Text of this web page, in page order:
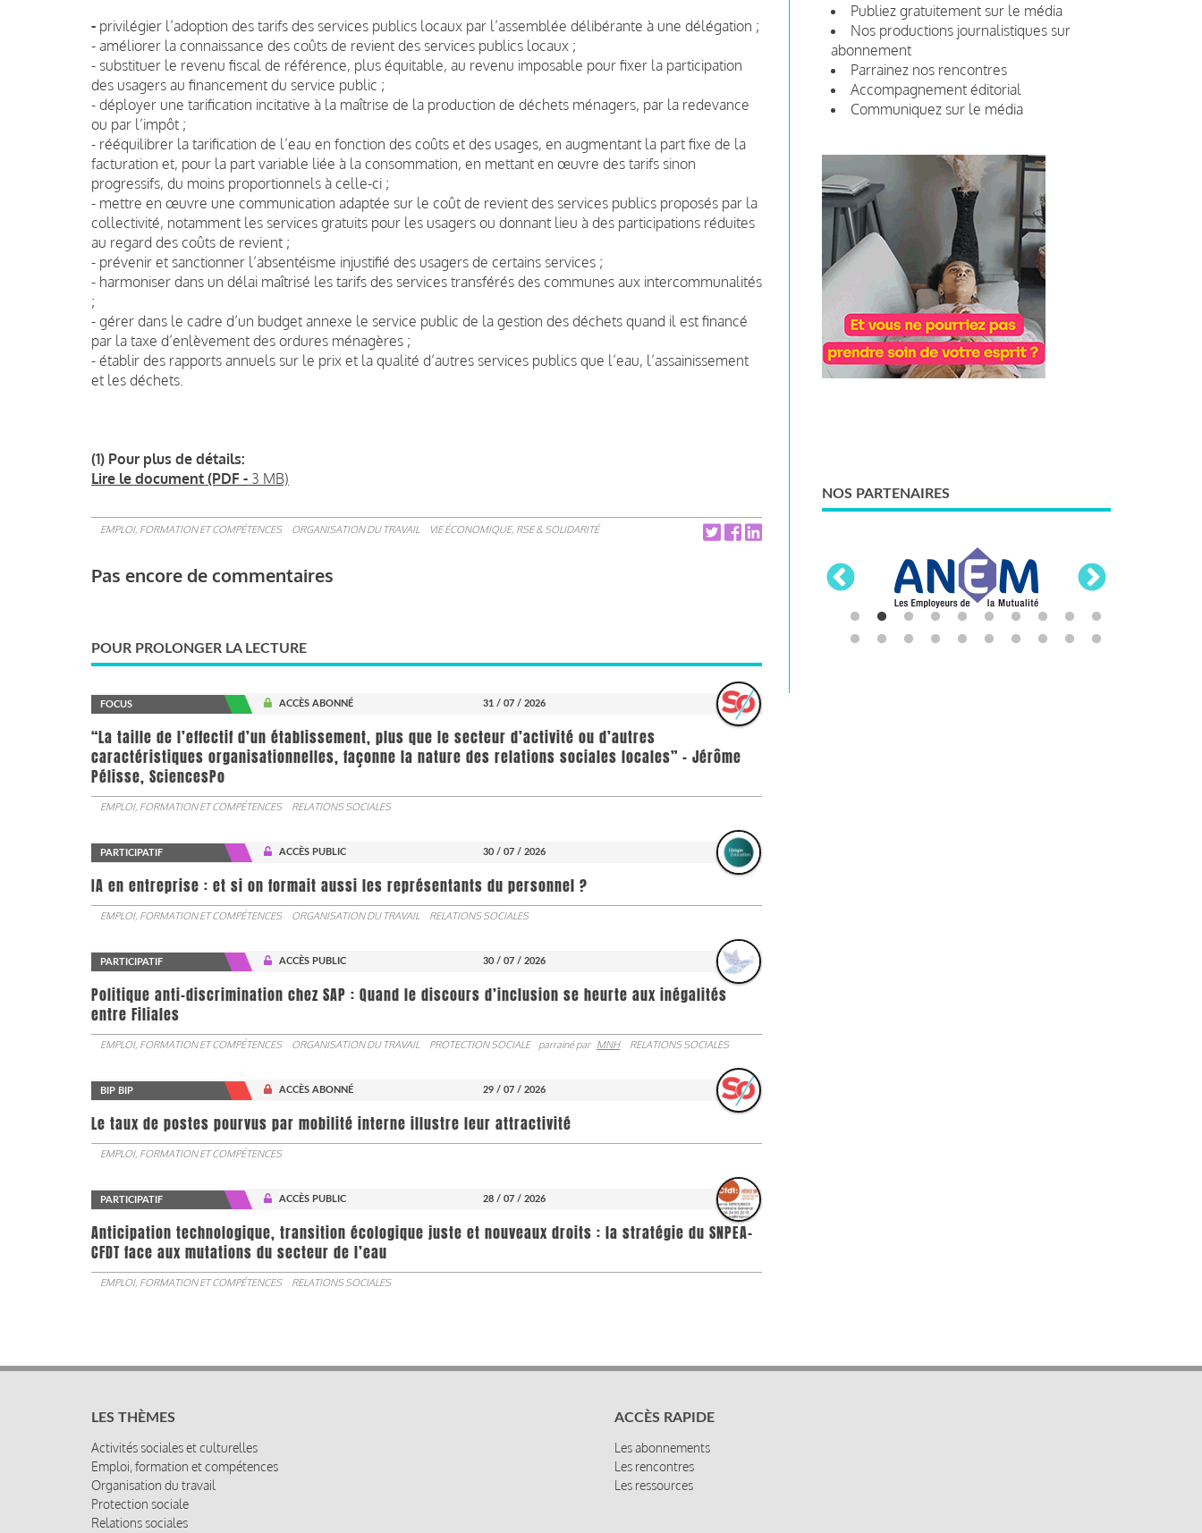
- privilégier l’adoption des tarifs des services publics locaux par l’assemblée délibérante à une délégation ;
- améliorer la connaissance des coûts de revient des services publics locaux ;
- substituer le revenu fiscal de référence, plus équitable, au revenu imposable pour fixer la participation
des usagers au financement du service public ;
- déployer une tarification incitative à la maîtrise de la production de déchets ménagers, par la redevance
ou par l’impôt ;
- rééquilibrer la tarification de l’eau en fonction des coûts et des usages, en augmentant la part fixe de la
facturation et, pour la part variable liée à la consommation, en mettant en œuvre des tarifs sinon
progressifs, du moins proportionnels à celle-ci ;
- mettre en œuvre une communication adaptée sur le coût de revient des services publics proposés par la
collectivité, notamment les services gratuits pour les usagers ou donnant lieu à des participations réduites
au regard des coûts de revient ;
- prévenir et sanctionner l’absentéisme injustifié des usagers de certains services ;
- harmoniser dans un délai maîtrisé les tarifs des services transférés des communes aux intercommunalités
;
- gérer dans le cadre d’un budget annexe le service public de la gestion des déchets quand il est financé
par la taxe d’enlèvement des ordures ménagères ;
- établir des rapports annuels sur le prix et la qualité d’autres services publics que l’eau, l’assainissement
et les déchets.
(1) Pour plus de détails:
Lire le document (PDF - 3 MB)
EMPLOI, FORMATION ET COMPÉTENCES ORGANISATION DU TRAVAIL VIE ÉCONOMIQUE, RSE & SOLIDARITÉ
Pas encore de commentaires
POUR PROLONGER LA LECTURE
FOCUS ACCÈS ABONNÉ 31 / 07 / 2026
“La taille de l’effectif d’un établissement, plus que le secteur d’activité ou d’autres
caractéristiques organisationnelles, façonne la nature des relations sociales locales” - Jérôme
Pélisse, SciencesPo
EMPLOI, FORMATION ET COMPÉTENCES RELATIONS SOCIALES
PARTICIPATIF ACCÈS PUBLIC 30 / 07 / 2026
IA en entreprise : et si on formait aussi les représentants du personnel ?
EMPLOI, FORMATION ET COMPÉTENCES ORGANISATION DU TRAVAIL RELATIONS SOCIALES
PARTICIPATIF ACCÈS PUBLIC 30 / 07 / 2026
Politique anti-discrimination chez SAP : Quand le discours d’inclusion se heurte aux inégalités
entre Filiales
EMPLOI, FORMATION ET COMPÉTENCES ORGANISATION DU TRAVAIL PROTECTION SOCIALE parrainé par MNH RELATIONS SOCIALES
BIP BIP ACCÈS ABONNÉ 29 / 07 / 2026
Le taux de postes pourvus par mobilité interne illustre leur attractivité
EMPLOI, FORMATION ET COMPÉTENCES
PARTICIPATIF ACCÈS PUBLIC 28 / 07 / 2026
Anticipation technologique, transition écologique juste et nouveaux droits : la stratégie du SNPEA-
CFDT face aux mutations du secteur de l’eau
EMPLOI, FORMATION ET COMPÉTENCES RELATIONS SOCIALES
Publiez gratuitement sur le média
Nos productions journalistiques sur
abonnement
Parrainez nos rencontres
Accompagnement éditorial
Communiquez sur le média
NOS PARTENAIRES
LES THÈMES
Activités sociales et culturelles
Emploi, formation et compétences
Organisation du travail
Protection sociale
Relations sociales
ACCÈS RAPIDE
Les abonnements
Les rencontres
Les ressources